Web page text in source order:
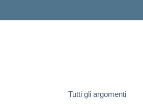
Tutti gli argomenti